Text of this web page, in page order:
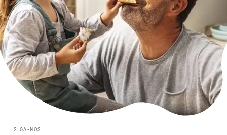
SIGA-NOS